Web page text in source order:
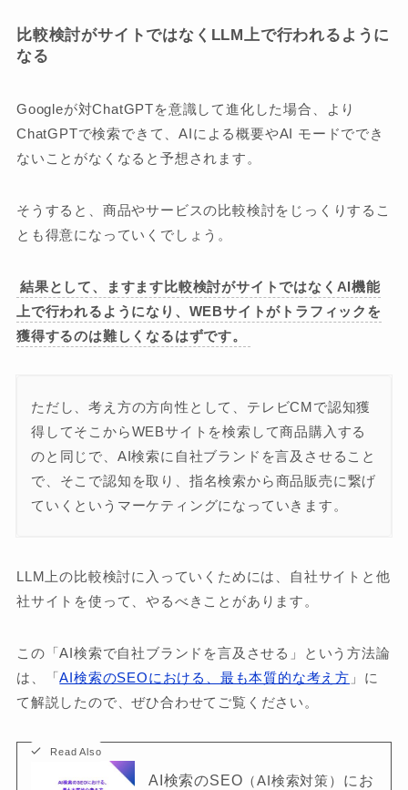
比較検討がサイトではなくLLM上で行われるように
なる
Googleが対ChatGPTを意識して進化した場合、より
ChatGPTで検索できて、AIによる概要やAI モードででき
ないことがなくなると予想されます。
そうすると、商品やサービスの比較検討をじっくりするこ
とも得意になっていくでしょう。
結果として、ますます比較検討がサイトではなくAI機能
上で行われるようになり、WEBサイトがトラフィックを
獲得するのは難しくなるはずです。
ただし、考え方の方向性として、テレビCMで認知獲
得してそこからWEBサイトを検索して商品購入する
のと同じで、AI検索に自社ブランドを言及させること
で、そこで認知を取り、指名検索から商品販売に繋げ
ていくというマーケティングになっていきます。
LLM上の比較検討に入っていくためには、自社サイトと他
社サイトを使って、やるべきことがあります。
この「AI検索で自社ブランドを言及させる」という方法論
は、「AI検索のSEOにおける、最も本質的な考え方 」に
て解説したので、ぜひ合わせてご覧ください。
AI検索のSEO （AI検索対策） にお